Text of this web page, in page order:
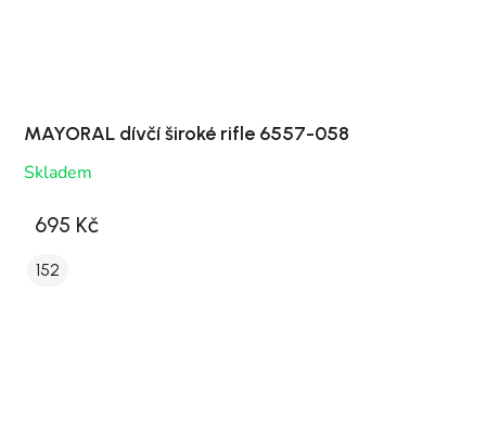
MAYORAL dívčí široké rifle 6557-058
Skladem
695 Kč
152